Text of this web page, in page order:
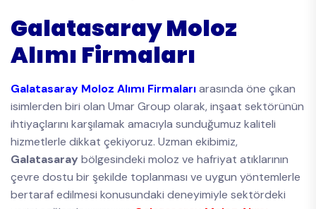
Galatasaray Moloz
Alımı Firmaları
Galatasaray Moloz Alımı Firmalarıarasında öne çıkan
isimlerden biri olan Umar Group olarak, inşaat sektörünün
ihtiyaçlarını karşılamak amacıyla sunduğumuz kaliteli
hizmetlerle dikkat çekiyoruz. Uzman ekibimiz,
Galatasaray bölgesindeki moloz ve hafriyat atıklarının
çevre dostu bir şekilde toplanması ve uygun yöntemlerle
bertaraf edilmesi konusundaki deneyimiyle sektördeki